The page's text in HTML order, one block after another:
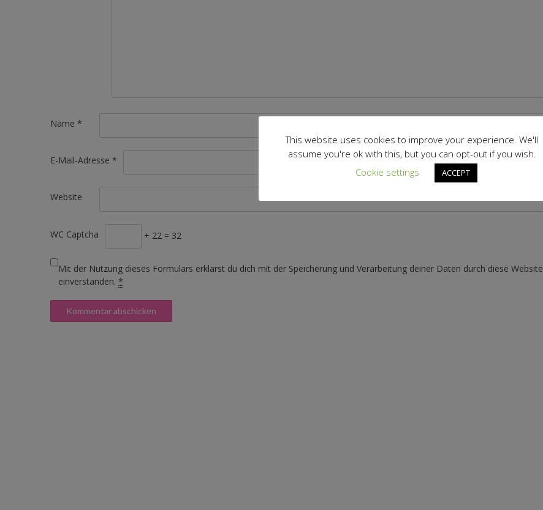
Name *
E-Mail-Adresse *
Website
WC Captcha + 22 = 32
Mit der Nutzung dieses Formulars erklärst du dich mit der Speicherung und Verarbeitung deiner Daten durch diese Website
einverstanden. *
This website uses cookies to improve your experience. We'll
assume you're ok with this, but you can opt-out if you wish.
Cookie settings
ACCEPT